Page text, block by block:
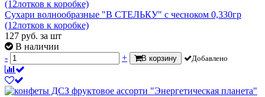
Сухари волнообразные "В СТЕЛЬКУ" с чесноком 0,330гр
(12лотков к коробке)
127 руб. за шт
В наличии
-
+ В корзину Добавлено